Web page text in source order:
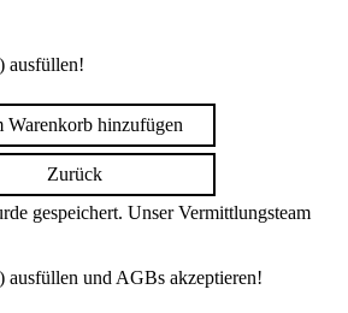
ausfüllen!
Warenkorb hinzufügen
Zurück
gespeichert. Unser Vermittlungsteam
und AGBs akzeptieren!